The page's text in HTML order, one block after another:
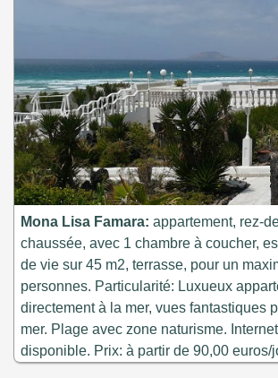
Mona Lisa Famara: appartement, rez-
chaussée, avec 1 chambre à coucher,
de vie sur 45 m2, terrasse, pour un
personnes. Particularité: Luxueux
directement à la mer, vues fantastiques
mer. Plage avec zone naturisme. Internet
disponible. Prix: à partir de 90,00 euros/